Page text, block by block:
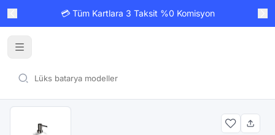
💳 Tüm Kartlara 3 Taksit %0 Komisyon